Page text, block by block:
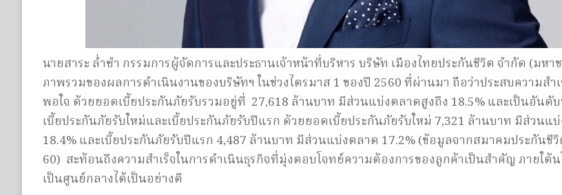
นายสาระ ล่ำซำ กรรมการผู้จัดการและประธานเจ้าหน้าที่บริหาร บริษัท เมืองไทยประกันชีวิต จำกัด (มหา
ภาพรวมของผลการดำเนินงานของบริษัทฯ ในช่วงไตรมาส 1 ของปี 2560 ที่ผ่านมา ถือว่าประสบความสำ
พอใจ ด้วยยอดเบี้ยประกันภัยรับรวมอยู่ที่ 27,618 ล้านบาท มีส่วนแบ่งตลาดสูงถึง 18.5% และเป็นอันดั
เบี้ยประกันภัยรับใหม่และเบี้ยประกันภัยรับปีแรก ด้วยยอดเบี้ยประกันภัยรับใหม่ 7,321 ล้านบาท มีส่วนแ
18.4% และเบี้ยประกันภัยรับปีแรก 4,487 ล้านบาท มีส่วนแบ่งตลาด 17.2% (ข้อมูลจากสมาคมประกันชี
60) สะท้อนถึงความสำเร็จในการดำเนินธุรกิจที่มุ่งตอบโจทย์ความต้องการของลูกค้าเป็นสำคัญ ภายใต้
เป็นศูนย์กลางได้เป็นอย่างดี